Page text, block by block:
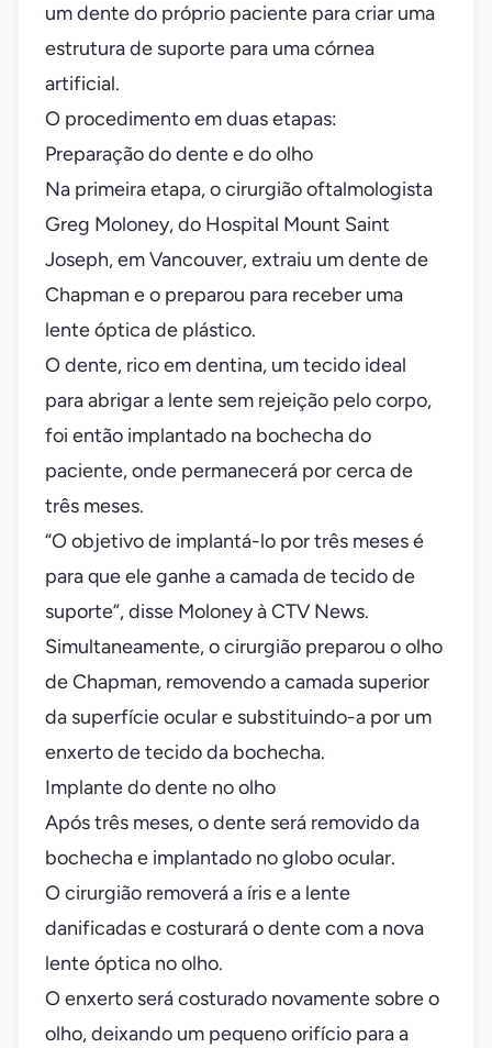
um dente do próprio paciente para criar uma
estrutura de suporte para uma córnea
artificial.
O procedimento em duas etapas:
Preparação do dente e do olho
Na primeira etapa, o cirurgião oftalmologista
Greg Moloney, do Hospital Mount Saint
Joseph, em Vancouver, extraiu um dente de
Chapman e o preparou para receber uma
lente óptica de plástico.
O dente, rico em dentina, um tecido ideal
para abrigar a lente sem rejeição pelo corpo,
foi então implantado na bochecha do
paciente, onde permanecerá por cerca de
três meses.
“O objetivo de implantá-lo por três meses é
para que ele ganhe a camada de tecido de
suporte”, disse Moloney à CTV News.
Simultaneamente, o cirurgião preparou o olho
de Chapman, removendo a camada superior
da superfície ocular e substituindo-a por um
enxerto de tecido da bochecha.
Implante do dente no olho
Após três meses, o dente será removido da
bochecha e implantado no globo ocular.
O cirurgião removerá a íris e a lente
danificadas e costurará o dente com a nova
lente óptica no olho.
O enxerto será costurado novamente sobre o
olho, deixando um pequeno orifício para a